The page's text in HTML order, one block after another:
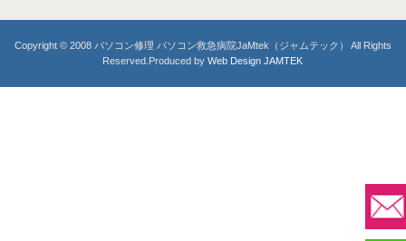
Copyright © 2008 パソコン修理 パソコン救急病院JaMtek（ジャムテック） All Rights
Reserved.Produced byWeb Design JAMTEK